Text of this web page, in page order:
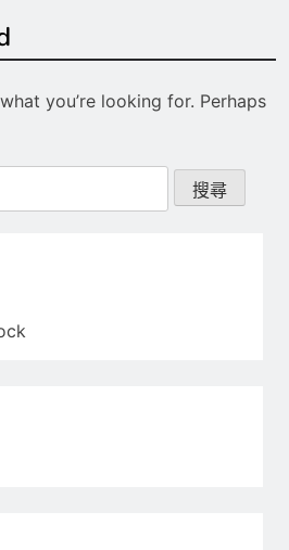
you’re looking for. Perhaps